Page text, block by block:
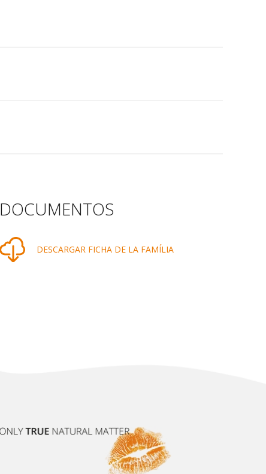
DOCUMENTOS
DESCARGAR FICHA DE LA FAMÍLIA